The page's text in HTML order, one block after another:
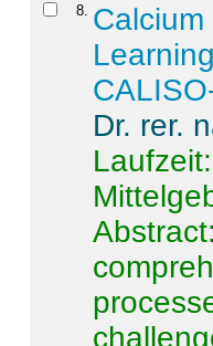
8
Dr. rer.
Abstract: